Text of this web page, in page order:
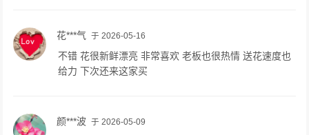
花***气 于 2026-05-16
不错 花很新鲜漂亮 非常喜欢 老板也很热情 送花速度也
给力 下次还来这家买
颜***波 于 2026-05-09